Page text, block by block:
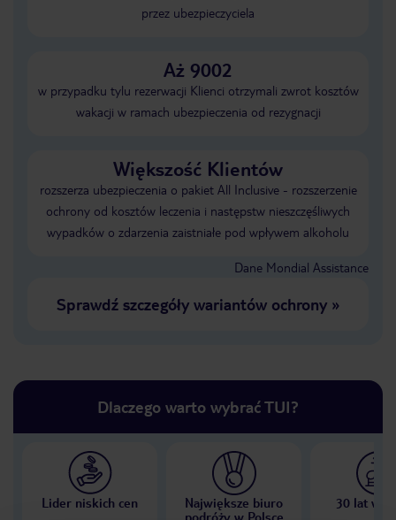
przez ubezpieczyciela
Aż 9002
w przypadku tylu rezerwacji Klienci otrzymali zwrot kosztów
wakacji w ramach ubezpieczenia od rezygnacji
Większość Klientów
rozszerza ubezpieczenia o pakiet All Inclusive - rozszerzenie
ochrony od kosztów leczenia i następstw nieszczęśliwych
wypadków o zdarzenia zaistniałe pod wpływem alkoholu
Dane Mondial Assistance
Sprawdź szczegóły wariantów ochrony»
Dlaczego warto wybrać TUI?
Lider niskich cen
Największe biuro
podróży w Polsce
30 lat w